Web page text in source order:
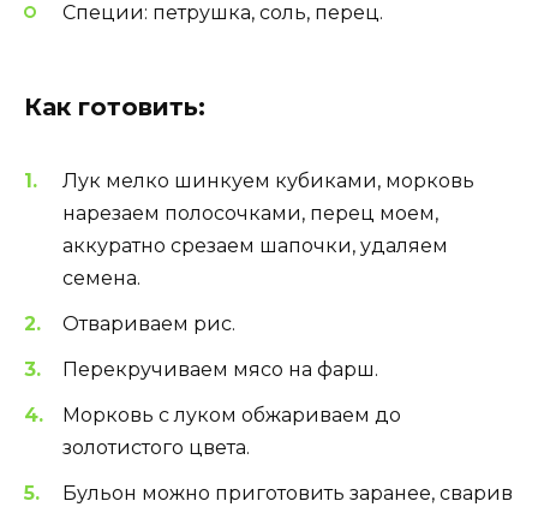
Специи: петрушка, соль, перец.
Как готовить:
Лук мелко шинкуем кубиками, морковь
нарезаем полосочками, перец моем,
аккуратно срезаем шапочки, удаляем
семена.
Отвариваем рис.
Перекручиваем мясо на фарш.
Морковь с луком обжариваем до
золотистого цвета.
Бульон можно приготовить заранее, сварив